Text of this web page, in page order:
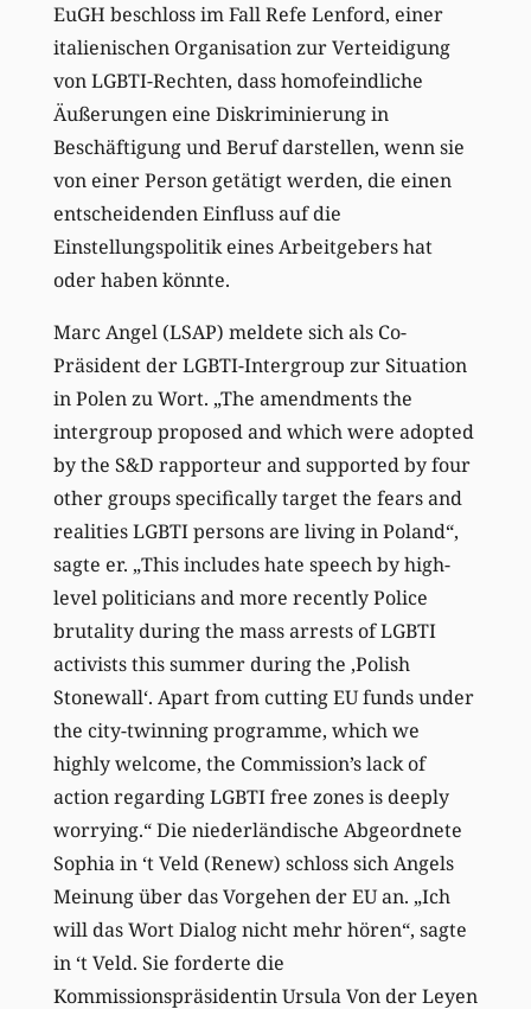
EuGH beschlossim Fall Refe Lenford, einer
italienischen Organisationzur Verteidigung
von LGBTI-Rechten, dass homofeindliche
Äußerungen eine Diskriminierung in
Beschäftigung und Beruf darstellen, wenn sie
von einer Person getätigt werden, die einen
entscheidenden Einfluss auf die
Einstellungspolitik eines Arbeitgebers hat
oder haben könnte.
Marc Angel (LSAP) meldete sich als Co-
Präsident der LGBTI-Intergroup zur Situation
in PolenzuWort. „The amendments the
intergroup proposed and which were adopted
by the S&D rapporteur and supported byfour
other groups specifically target the fears and
realities LGBTI persons are living in Poland“,
sagte er. „This includes hate speech by high-
level politicians and more recently Police
brutality during the mass arrests of LGBTI
activists this summer during the ‚Polish
Stonewall‘. Apart from cutting EU funds under
the city-twinning programme, which we
highly welcome, the Commission’s lack of
action regarding LGBTI free zones is deeply
worrying.“ Die niederländische Abgeordnete
Sophia in ‘t Veld (Renew) schlosssich Angels
Meinung über das Vorgehen der EU an. „Ich
will das Wort Dialog nicht mehr hören“, sagte
in ‘t Veld. Sie forderte die
Kommissionspräsidentin Ursula Von der Leyen